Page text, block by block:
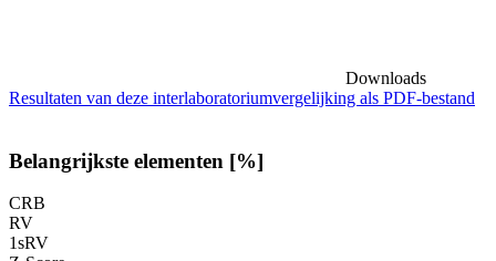
Downloads
Resultaten van deze interlaboratoriumvergelijking als PDF-bestand
Belangrijkste elementen [%]
CRB
RV
1sRV